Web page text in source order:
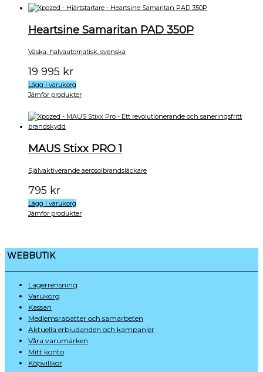
Heartsine Samaritan PAD 350P
Väska, halvautomatisk, svenska
19 995 kr
Lägg i varukorg
Jämför produkter
MAUS Stixx PRO 1
Självaktiverande aerosolbrandsläckare
795 kr
Lägg i varukorg
Jämför produkter
WEBBUTIK
Lagerrensning
Varukorg
Kassan
Medlemsrabatter och samarbeten
Aktuella erbjudanden och kampanjer
Våra varumärken
Mitt konto
Köpvillkor